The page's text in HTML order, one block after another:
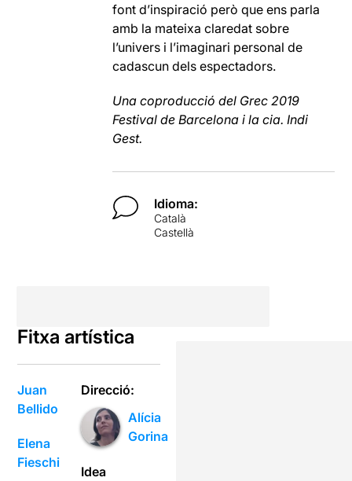
font d’inspiració però que ens parla
amb la mateixa claredat sobre
l’univers i l’imaginari personal de
cadascun dels espectadors.
Una coproducció del Grec 2019
Festival de Barcelona i la cia. Indi
Gest.
Idioma:
Català
Castellà
Fitxa artística
Juan
Bellido
Elena
Fieschi
Direcció:
Alícia
Gorina
Idea